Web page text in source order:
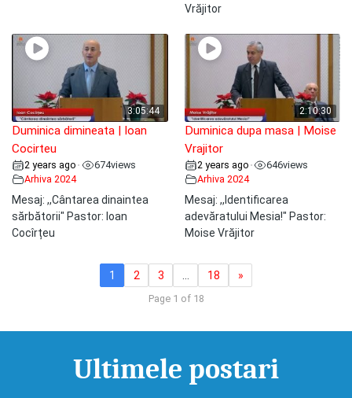
Vrăjitor
3:05:44
Duminica dimineata | Ioan
Cocirteu
2 years ago • 674views
Arhiva 2024
Mesaj: ,,Cântarea dinaintea
sărbătorii" Pastor: Ioan
Cocîrțeu
2:10:30
Duminica dupa masa | Moise
Vrajitor
2 years ago • 646views
Arhiva 2024
Mesaj: ,,Identificarea
adevăratului Mesia!" Pastor:
Moise Vrăjitor
1 2 3 18 »
Page 1 of 18
Ultimele postari